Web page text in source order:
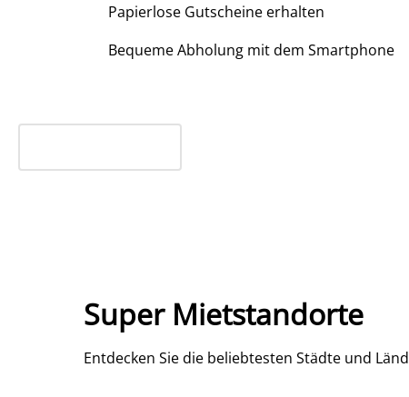
Papierlose Gutscheine erhalten
Bequeme Abholung mit dem Smartphone
Super Mietstandorte
Entdecken Sie die beliebtesten Städte und